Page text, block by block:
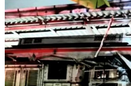
Lainnya